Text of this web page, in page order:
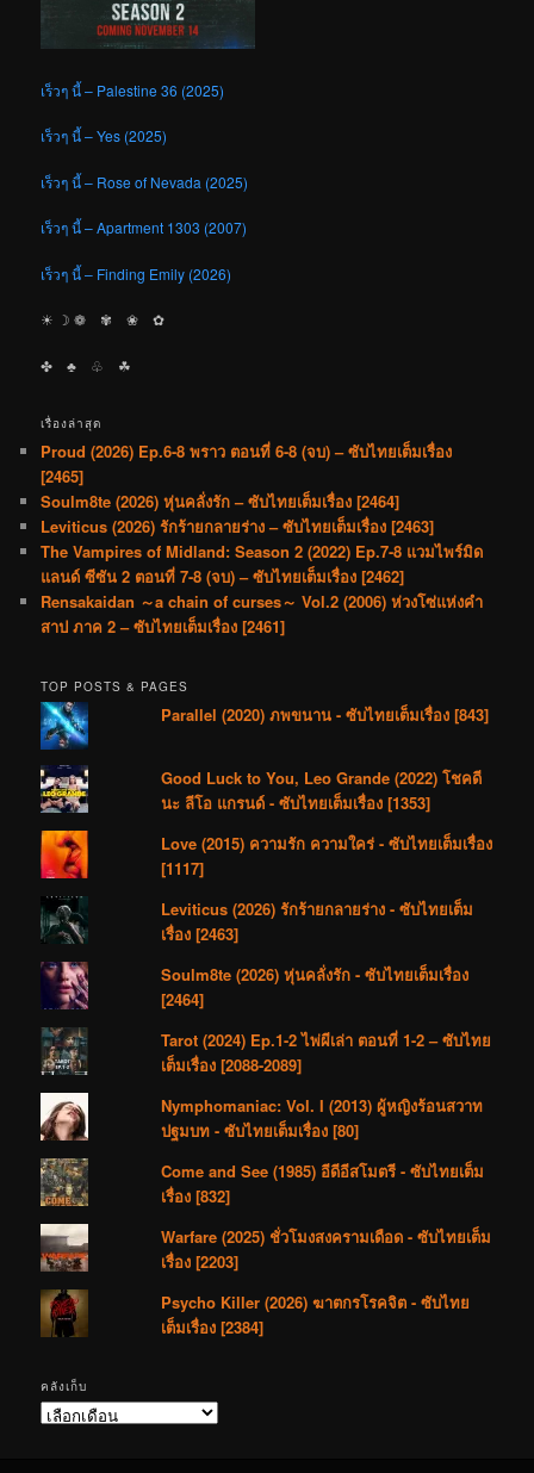
เร็วๆ นี้ – Palestine 36 (2025)
เร็วๆ นี้ – Yes (2025)
เร็วๆ นี้ – Rose of Nevada (2025)
เร็วๆ นี้ – Apartment 1303 (2007)
เร็วๆ นี้ – Finding Emily (2026)
☀︎ ☽ ❁ ✾ ❀ ✿
✤ ♣︎ ♧ ☘︎
เรื่องล่าสุด
Proud (2026) Ep.6-8 พราว ตอนที่ 6-8 (จบ) – ซับไทยเต็มเรื่อง
[2465]
Soulm8te (2026) หุ่นคลั่งรัก – ซับไทยเต็มเรื่อง [2464]
Leviticus (2026) รักร้ายกลายร่าง – ซับไทยเต็มเรื่อง [2463]
The Vampires of Midland: Season 2 (2022) Ep.7-8 แวมไพร์มิด
แลนด์ ซีซัน 2 ตอนที่ 7-8 (จบ) – ซับไทยเต็มเรื่อง [2462]
Rensakaidan ～a chain of curses～ Vol.2 (2006) ห่วงโซ่แห่งคำ
สาป ภาค 2 – ซับไทยเต็มเรื่อง [2461]
TOP POSTS & PAGES
Parallel (2020) ภพขนาน - ซับไทยเต็มเรื่อง [843]
Good Luck to You, Leo Grande (2022) โชคดี
นะ ลีโอ แกรนด์ - ซับไทยเต็มเรื่อง [1353]
Love (2015) ความรัก ความใคร่ - ซับไทยเต็มเรื่อง
[1117]
Leviticus (2026) รักร้ายกลายร่าง - ซับไทยเต็ม
เรื่อง [2463]
Soulm8te (2026) หุ่นคลั่งรัก - ซับไทยเต็มเรื่อง
[2464]
Tarot (2024) Ep.1-2 ไพ่ผีเล่า ตอนที่ 1-2 – ซับไทย
เต็มเรื่อง [2088-2089]
Nymphomaniac: Vol. I (2013) ผู้หญิงร้อนสวาท
ปฐมบท - ซับไทยเต็มเรื่อง [80]
Come and See (1985) อีดีอีสโมตรี - ซับไทยเต็ม
เรื่อง [832]
Warfare (2025) ชั่วโมงสงครามเดือด - ซับไทยเต็ม
เรื่อง [2203]
Psycho Killer (2026) ฆาตกรโรคจิต - ซับไทย
เต็มเรื่อง [2384]
คลังเก็บ
คลัง